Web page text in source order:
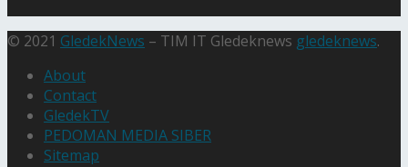
© 2021 GledekNews – TIM IT Gledeknews gledeknews.
About
Contact
GledekTV
PEDOMAN MEDIA SIBER
Sitemap